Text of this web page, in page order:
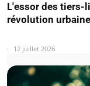
L'essor des tiers-
révolution
12 juillet 2026